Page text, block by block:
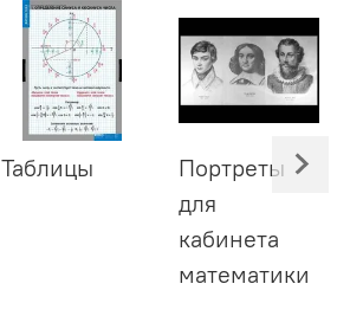
Таблицы
Портреты
для
кабинета
математики